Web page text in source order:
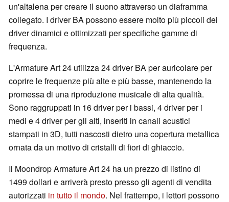
un'altalena per creare il suono attraverso un diaframma
collegato. I driver BA possono essere molto più piccoli dei
driver dinamici e ottimizzati per specifiche gamme di
frequenza.
L'Armature Art 24 utilizza 24 driver BA per auricolare per
coprire le frequenze più alte e più basse, mantenendo la
promessa di una riproduzione musicale di alta qualità.
Sono raggruppati in 16 driver per i bassi, 4 driver per i
medi e 4 driver per gli alti, inseriti in canali acustici
stampati in 3D, tutti nascosti dietro una copertura metallica
ornata da un motivo di cristalli di fiori di ghiaccio.
Il Moondrop Armature Art 24 ha un prezzo di listino di
1499 dollari e arriverà presto presso gli agenti di vendita
autorizzati in tutto il mondo. Nel frattempo, i lettori possono